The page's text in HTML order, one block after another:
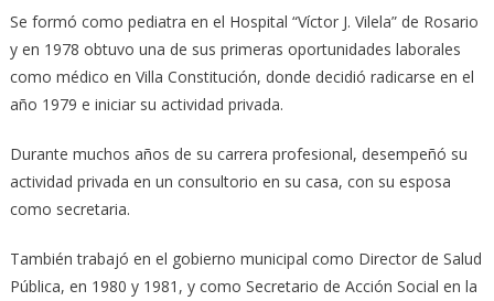
Se formó como pediatra en el Hospital “Víctor J. Vilela” de Rosario
y en 1978 obtuvo una de sus primeras oportunidades laborales
como médico en Villa Constitución, donde decidió radicarse en el
año 1979 e iniciar su actividad privada.
Durante muchos años de su carrera profesional, desempeñó su
actividad privada en un consultorio en su casa, con su esposa
como secretaria.
También trabajó en el gobierno municipal como Director de Salud
Pública, en 1980 y 1981, y como Secretario de Acción Social en la